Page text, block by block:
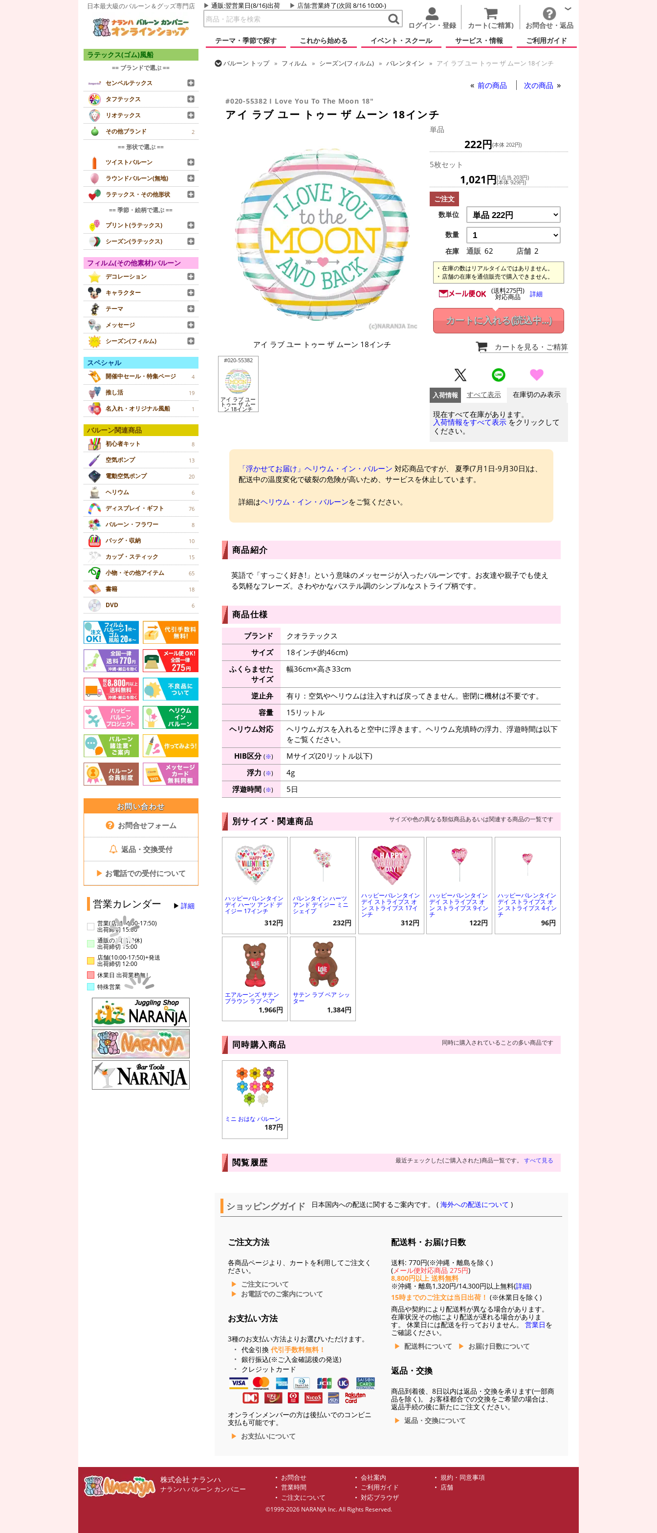
日本最大級のバルーン＆グッズ専門店 通販:翌営業日(8/16)出荷 店舗:営業終了(次回 8/16 10:00-)
ログイン・登録 カート(ご精算)
お問合せ・返品
テーマ・季節で探す
これから始める イベント・スクール サービス・情報 ご利用ガイド
ラテックス(ゴム)風船
== ブランドで選ぶ ==
センペルテックス
タフテックス
リオテックス
その他ブランド
2
== 形状で選ぶ ==
ツイストバルーン
ラウンドバルーン(無地)
ラテックス・その他形状
== 季節・絵柄で選ぶ ==
プリント(ラテックス)
シーズン(ラテックス)
フィルム(その他素材)バルーン
デコレーション
キャラクター
テーマ
メッセージ
シーズン(フィルム)
スペシャル
開催中セール・特集ページ 4
推し活 19
名入れ・オリジナル風船 1
バルーン関連商品
初心者キット 8
空気ポンプ 13
電動空気ポンプ 20
ヘリウム 6
ディスプレイ・ギフト 76
バルーン・フラワー 8
バッグ・収納 10
カップ・スティック 15
小物・その他アイテム 65
書籍 18
DVD 6
お問い合わせ
お問合せフォーム
返品・交換受付
▶ お電話での受付について
営業カレンダー 詳細
営業(店舗14:00-17:50)
出荷締切 15:00
通販のみ(店舗休)
出荷締切 15:00
店舗(10:00-17:50)+発送
出荷締切 12:00
休業日 出荷業務無し
特殊営業
バルーン トップ フィルム シーズン(フィルム) バレンタイン
アイ ラブ ユー トゥー ザ ムーン 18インチ
前の商品 次の商品
#020-55382 I Love You To The Moon 18"
アイ ラブ ユー トゥー ザ ムーン 18インチ
アイ ラブ ユー トゥー ザ ムーン 18インチ
#020-55382
アイ ラブ ユー
トゥー ザ ムー
ン 18インチ
単品
222円(本体 202円)
5枚セット
1,021円(1点当 203円)
(本体 929円)
ご注文
数単位
数量
在庫
通販 62 店舗 2
在庫の数はリアルタイムではありません。
店舗の在庫を通信販売で購入できません。
(送料275円)
対応商品 詳細
カートに入れる(読込中...)
カートを見る ・ご精算
入荷情報 すべて表示 在庫切のみ表示
現在すべて在庫があります。
入荷情報をすべて表示 をクリックして
ください。
「浮かせてお届け」ヘリウム・イン・バルーン 対応商品ですが、 夏季(7月1日-9月30日)は、
配送中の温度変化で破裂の危険が高いため、サービスを休止しています。
詳細はヘリウム・イン・バルーンをご覧ください。
商品紹介
英語で「すっごく好き!」という意味のメッセージが入ったバルーンです。お友達や親子でも使え
る気軽なフレーズ。さわやかなパステル調のシンプルなストライプ柄です。
商品仕様
ブランド
クオラテックス
サイズ
18インチ(約46cm)
ふくらませた
サイズ
幅36cm×高さ33cm
逆止弁
有り：空気やヘリウムは注入すれば戻ってきません。密閉に機材は不要です。
容量
15リットル
ヘリウム対応
ヘリウムガスを入れると空中に浮きます。ヘリウム充填時の浮力、浮遊時間は以下
をご覧ください。
HIB区分(※)
Mサイズ(20リットル以下)
浮力 (※)
4g
浮遊時間 (※) 5日
別サイズ・関連商品 サイズや色の異なる類似商品あるいは関連する商品の一覧です
ハッピーバレンタイン
デイ ハーツ アンド デ
イジー 17インチ
312円
バレンタイン ハーツ
アンド デイジー ミニ
シェイプ
232円
ハッピーバレンタイン
デイ ストライプス オ
ン ストライプス 17イ
ンチ
312円
ハッピーバレンタイン
デイ ストライプス オ
ン ストライプス 9イン
チ
122円
ハッピーバレンタイン
デイ ストライプス オ
ン ストライプス 4イン
チ
96円
エアルーンズ サテン
ブラウン ラブ ベア
1,966円
サテン ラブ ベア シッ
ター
1,384円
同時購入商品 同時に購入されていることの多い商品です
ミニ おはな バルーン
187円
閲覧履歴 最近チェックした(ご購入された)商品一覧です。 すべて見る
ショッピングガイド 日本国内への配送に関するご案内です。 (海外への配送について )
ご注文方法
各商品ページより、カートを利用してご注文く
ださい。
ご注文について
お電話でのご案内について
お支払い方法
3種のお支払い方法よりお選びいただけます。
代金引換 代引手数料無料！
銀行振込(※ご入金確認後の発送)
クレジットカード
オンラインメンバーの方は後払いでのコンビニ
支払も可能です。
お支払いについて
配送料・お届け日数
送料: 770円(※沖縄・離島を除く)
( メール便対応商品 275円)
8,800円以上 送料無料
※沖縄・離島1,320円/14,300円以上無料(詳細)
15時までのご注文は当日出荷！ (※休業日を除く)
商品や契約により配送料が異なる場合があります。
在庫状況その他により配送が遅れる場合がありま
す。 休業日には配送を行っておりません。 営業日を
ご確認ください。
配送料について
お届け日数について
返品・交換
商品到着後、8日以内は返品・交換を承ります(一部商
品を除く)。 お客様都合での交換をご希望の場合は、
返品手続の後に新たにご注文ください。
返品・交換について
株式会社 ナランハ
ナランハ バルーン カンパニー
お問合せ 会社案内
規約・同意事項
営業時間
ご利用ガイド
店舗
ご注文について
対応ブラウザ
©1999-2026 NARANJA Inc. All Rights Reserved.